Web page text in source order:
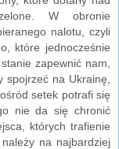
W obronie
nalotu, czyli
które jednocześnie
zapewnić nam,
spojrzeć na Ukrainę,
setek potrafi się
nie da się chronić
których trafienie
na najbardziej